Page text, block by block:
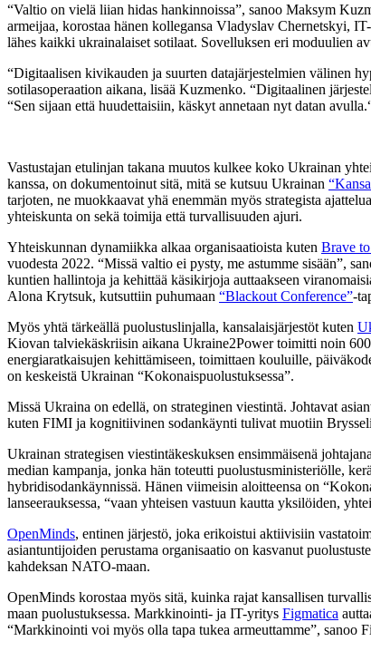
“Valtio on vielä liian hidas hankinnoissa”, sanoo Maksym
armeijaa, korostaa hänen kollegansa Vladyslav Chernetskyi,
lähes kaikki ukrainalaiset sotilaat. Sovelluksen eri moduulien
“Digitaalisen kivikauden ja suurten datajärjestelmien välinen
sotilasoperaation aikana, lisää Kuzmenko. “Digitaalinen
“Sen sijaan että huudettaisiin, käskyt annetaan nyt datan
Vastustajan etulinjan takana muutos kulkee koko Ukrainan
kanssa, on dokumentoinut sitä, mitä se kutsuu Ukrainan
tarjoten, ne muokkaavat yhä enemmän myös strategista
yhteiskunta on sekä toimija että turvallisuuden ajuri.
Yhteiskunnan dynamiikka alkaa organisaatioista kuten Brave
vuodesta 2022. “Missä valtio ei pysty, me astumme sisään”,
kuntien hallintoja ja kehittää käsikirjoja auttaakseen
Alona Krytsuk, kutsuttiin puhumaan “Blackout Conference”-
Myös yhtä tärkeällä puolustuslinjalla, kansalaisjärjestöt kuten
Kiovan talviekäskriisin aikana Ukraine2Power toimitti noin
energiaratkaisujen kehittämiseen, toimittaen kouluille,
on keskeistä Ukrainan “Kokonaispuolustuksessa”.
Missä Ukraina on edellä, on strateginen viestintä. Johtavat
kuten FIMI ja kognitiivinen sodankäynti tulivat muotiin
Ukrainan strategisen viestintäkeskuksen ensimmäisenä
median kampanja, jonka hän toteutti puolustusministeriölle,
hybridisodankäynnissä. Hänen viimeisin aloitteensa on
lanseerauksessa, “vaan yhteisen vastuun kautta yksilöiden,
OpenMinds, entinen järjestö, joka erikoistui aktiivisiin
asiantuntijoiden perustama organisaatio on kasvanut
kahdeksan NATO-maan.
OpenMinds korostaa myös sitä, kuinka rajat kansallisen
maan puolustuksessa. Markkinointi- ja IT-yritys Figmatica
“Markkinointi voi myös olla tapa tukea armeuttamme”, sanoo